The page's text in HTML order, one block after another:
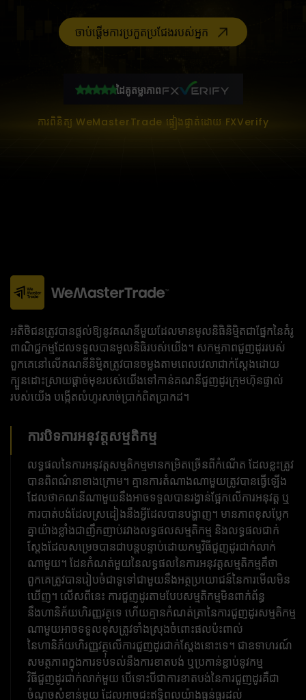
ចាប់ផ្តើមការប្រកួតប្រជែងរបស់អ្នក
ដៃគូតម្លាភាព
ការពិនិត្យ WeMasterTrade ផ្ទៀងផ្ទាត់ដោយ FXVerify
អតិថិជនត្រូវបានផ្តល់ឱ្យនូវគណនីមួយដែលមានមូលនិធិនិម្មិតជាផ្នែកនៃគំរូ
ពាណិជ្ជកម្មដែលទទួលបានមូលនិធិរបស់យើង។ សកម្មភាពជួញដូររបស់
ពួកគេនៅលើគណនីនិម្មិតត្រូវបានចម្លងតាមពេលវេលាជាក់ស្តែងដោយ
ក្បួនដោះស្រាយផ្តាច់មុខរបស់យើងទៅកាន់គណនីជួញដូរក្រុមហ៊ុនផ្ទាល់
របស់យើង បង្កើតលំហូរសាច់ប្រាក់ពិតប្រាកដ។
ការបិទការអនុវត្តសម្មតិកម្ម
លទ្ធផល​នៃ​ការ​អនុវត្ត​សម្មតិកម្ម​មាន​កម្រិត​ច្រើន​ពី​កំណើត ដែល​ខ្លះ​ត្រូវ​
បាន​ពិពណ៌នា​ខាងក្រោម។ គ្មានការតំណាងណាមួយត្រូវបានធ្វើឡើង
ដែលថាគណនីណាមួយនឹងអាចទទួលបានរង្វាន់ផ្អែកលើការអនុវត្ត ឬ
ការបាត់បង់ដែលស្រដៀងនឹងអ្វីដែលបានបង្ហាញ។ មានភាពខុសប្លែក
គ្នាយ៉ាងខ្លាំងជាញឹកញាប់រវាងលទ្ធផលសម្មតិកម្ម និងលទ្ធផលជាក់
ស្តែងដែលសម្រេចបានជាបន្តបន្ទាប់ដោយកម្មវិធីជួញដូរជាក់លាក់
ណាមួយ។ ដែនកំណត់មួយនៃលទ្ធផលនៃការអនុវត្តសម្មតិកម្មគឺថា
ពួកគេត្រូវបានរៀបចំជាទូទៅជាមួយនឹងអត្ថប្រយោជន៍នៃការមើលមិន
ឃើញ។ លើសពីនេះ ការជួញដូរតាមបែបសម្មតិកម្មមិនពាក់ព័ន្ធ
នឹងហានិភ័យហិរញ្ញវត្ថុទេ ហើយគ្មានកំណត់ត្រានៃការជួញដូរសម្មតិកម្ម
ណាមួយអាចទទួលខុសត្រូវទាំងស្រុងចំពោះផលប៉ះពាល់
នៃហានិភ័យហិរញ្ញវត្ថុលើការជួញដូរជាក់ស្តែងនោះទេ។ ជាឧទាហរណ៍
សមត្ថភាពក្នុងការទប់ទល់នឹងការខាតបង់ ឬប្រកាន់ខ្ជាប់នូវកម្ម
វិធីជួញដូរជាក់លាក់មួយ បើទោះបីជាការខាតបង់នៃការជួញដូរគឺជា
ចំណុចសំខាន់មួយ ដែលអាចជះឥទ្ធិពលយ៉ាងធ្ងន់ធ្ងរដល់